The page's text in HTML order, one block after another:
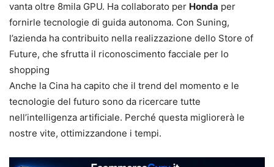
vanta oltre 8mila GPU. Ha collaborato per Honda per
fornirle tecnologie di guida autonoma. Con Suning,
l’azienda ha contribuito nella realizzazione dello Store of
Future, che sfrutta il riconoscimento facciale per lo
shopping
Anche la Cina ha capito che il trend del momento e le
tecnologie del futuro sono da ricercare tutte
nell’intelligenza artificiale. Perché questa migliorerà le
nostre vite, ottimizzandone i tempi.